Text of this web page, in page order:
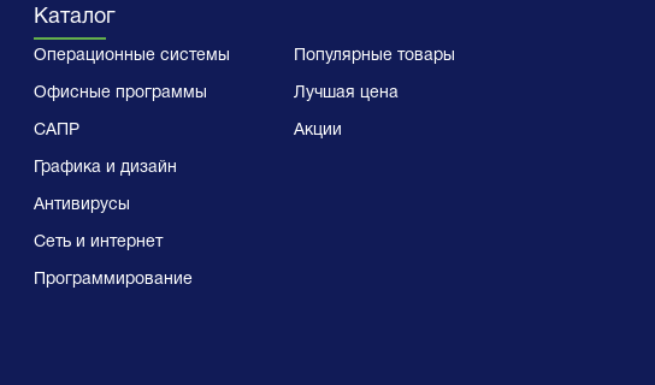
Каталог
Операционные системы
Офисные программы
САПР
Графика и дизайн
Антивирусы
Сеть и интернет
Программирование
Популярные товары
Лучшая цена
Акции